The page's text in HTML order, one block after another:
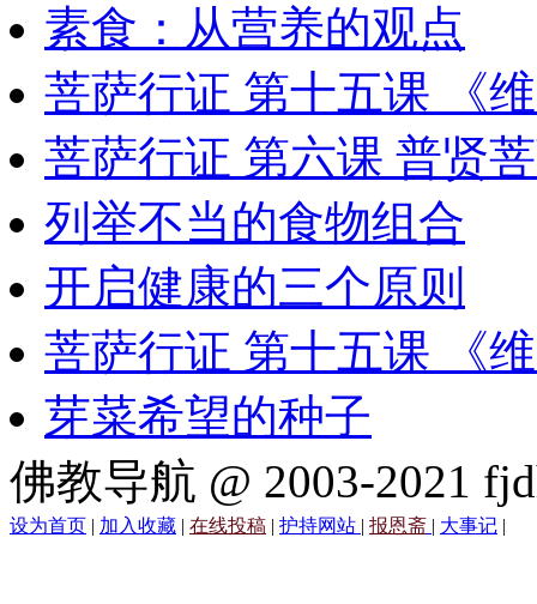
素食：从营养的观点
菩萨行证 第十五课 《
菩萨行证 第六课 普贤
列举不当的食物组合
开启健康的三个原则
菩萨行证 第十五课 《
芽菜希望的种子
佛教导航 @ 2003-2021
设为首页 | 加入收藏 | 在线投稿 | 护持网站 | 报恩斋 | 大事记 |